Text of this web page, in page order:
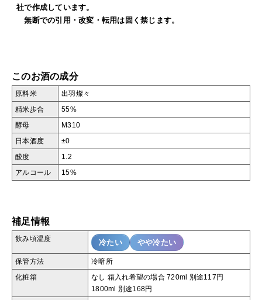
社で作成しています。
無断での引用・改変・転用は固く禁じます。
このお酒の成分
原料米 出羽燦々
精米歩合 55%
酵母 M310
日本酒度 ±0
酸度 1.2
アルコール 15%
補足情報
飲み頃温度 冷たい やや冷たい
保管方法 冷暗所
化粧箱
なし 箱入れ希望の場合 720ml 別途117円
1800ml 別途168円